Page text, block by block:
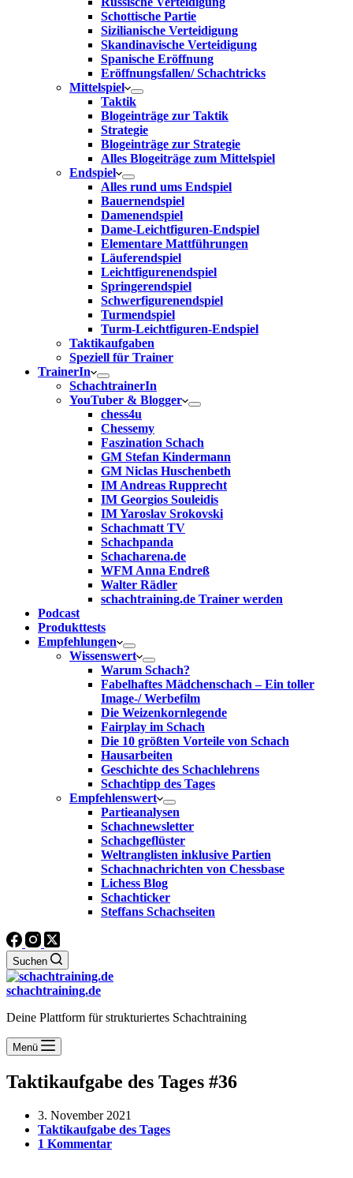
Schottische Partie
Sizilianische Verteidigung
Skandinavische Verteidigung
Spanische Eröffnung
Eröffnungsfallen/ Schachtricks
Mittelspiel
Taktik
Blogeinträge zur Taktik
Strategie
Blogeinträge zur Strategie
Alles Blogeiträge zum Mittelspiel
Endspiel
Alles rund ums Endspiel
Bauernendspiel
Damenendspiel
Dame-Leichtfiguren-Endspiel
Elementare Mattführungen
Läuferendspiel
Leichtfigurenendspiel
Springerendspiel
Schwerfigurenendspiel
Turmendspiel
Turm-Leichtfiguren-Endspiel
Taktikaufgaben
Speziell für Trainer
TrainerIn
SchachtrainerIn
YouTuber & Blogger
chess4u
Chessemy
Faszination Schach
GM Stefan Kindermann
GM Niclas Huschenbeth
IM Andreas Rupprecht
IM Georgios Souleidis
IM Yaroslav Srokovski
Schachmatt TV
Schachpanda
Schacharena.de
WFM Anna Endreß
Walter Rädler
schachtraining.de Trainer werden
Podcast
Produkttests
Empfehlungen
Wissenswert
Warum Schach?
Fabelhaftes Mädchenschach – Ein toller
Image-/ Werbefilm
Die Weizenkornlegende
Fairplay im Schach
Die 10 größten Vorteile von Schach‎
Hausarbeiten
Geschichte des Schachlehrens
Schachtipp des Tages
Empfehlenswert
Partieanalysen
Schachnewsletter
Schachgeflüster
Weltranglisten inklusive Partien
Schachnachrichten von Chessbase
Lichess Blog
Schachticker
Steffans Schachseiten
Suchen
schachtraining.de
Deine Plattform für strukturiertes Schachtraining
Menü
Taktikaufgabe des Tages #36
3. November 2021
Taktikaufgabe des Tages
1 Kommentar